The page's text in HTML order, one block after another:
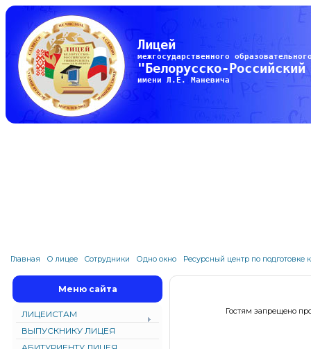
Лицей
межгосударственного
"Белорусско-
имени Л.Е. Маневича
Главная О лицее Сотрудники Одно окно Ресурсный центр по подготовке
Меню сайта
ЛИЦЕИСТАМ
ВЫПУСКНИКУ ЛИЦЕЯ
Гостям запрещено